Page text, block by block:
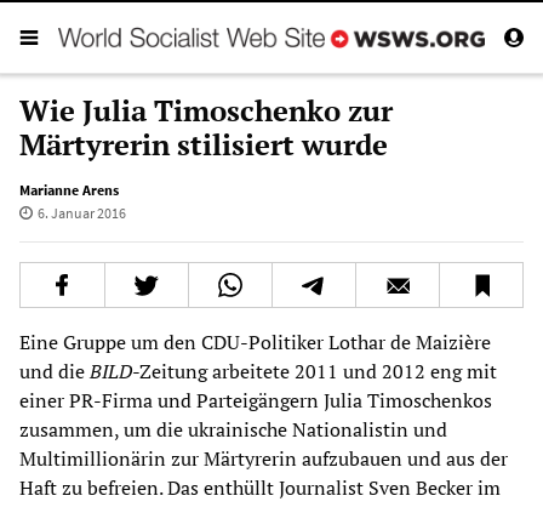
Wie Julia Timoschenko zur
Märtyrerin stilisiert wurde
Marianne Arens
6. Januar 2016
Eine Gruppe um den CDU-Politiker Lothar de Maizière
und dieBILD-Zeitung arbeitete 2011 und 2012 eng mit
einer PR-Firma und Parteigängern Julia Timoschenkos
zusammen, um die ukrainische Nationalistin und
Multimillionärin zur Märtyrerin aufzubauen und aus der
Haft zu befreien. Das enthüllt Journalist Sven Becker im